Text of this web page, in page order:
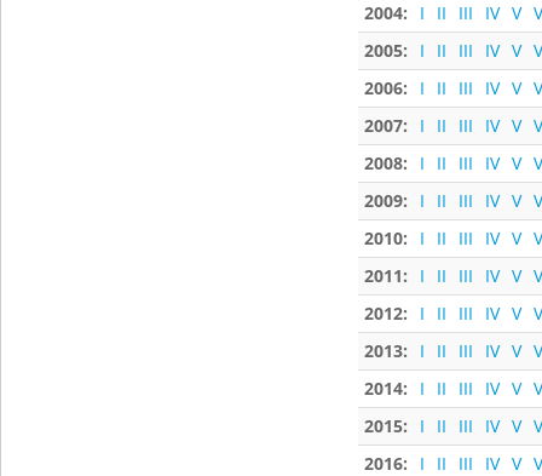
2004:
I II III IV V
2005:
I II III IV V
2006:
I II III IV V
2007:
I II III IV V
2008:
I II III IV V
2009:
I II III IV V
2010:
I II III IV V
2011:
I II III IV V
2012:
I II III IV V
2013:
I II III IV V
2014:
I II III IV V
2015:
I II III IV V
2016:
I II III IV V